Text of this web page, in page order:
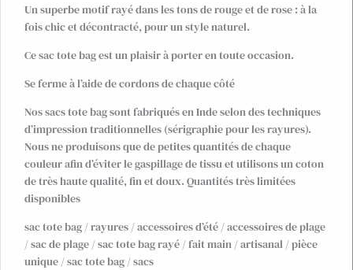
Un superbe motif rayé dans les tons de rouge et de rose : à la
fois chic et décontracté, pour un style naturel.
Ce sac tote bag est un plaisir à porter en toute occasion.
Se ferme à l’aide de cordons de chaque côté
Nos sacs tote bag sont fabriqués en Inde selon des techniques
d’impression traditionnelles (sérigraphie pour les rayures).
Nous ne produisons que de petites quantités de chaque
couleur afin d’éviter le gaspillage de tissu et utilisons un coton
de très haute qualité, fin et doux. Quantités très limitées
disponibles
sac tote bag / rayures / accessoires d’été / accessoires de plage
/ sac de plage / sac tote bag rayé / fait main / artisanal / pièce
unique / sac tote bag / sacs